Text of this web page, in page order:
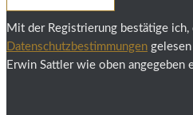
Mit der Registrierung bestätige ich,
Datenschutzbestimmungen
Erwin Sattler wie oben angegeben